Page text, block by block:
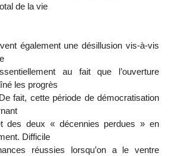
de la vie
également une désillusion vis-à-vis
au fait que l’ouverture
les progrès
fait, cette période de démocratisation
des deux « décennies perdues » en
Difficile
réussies lorsqu’on a le ventre